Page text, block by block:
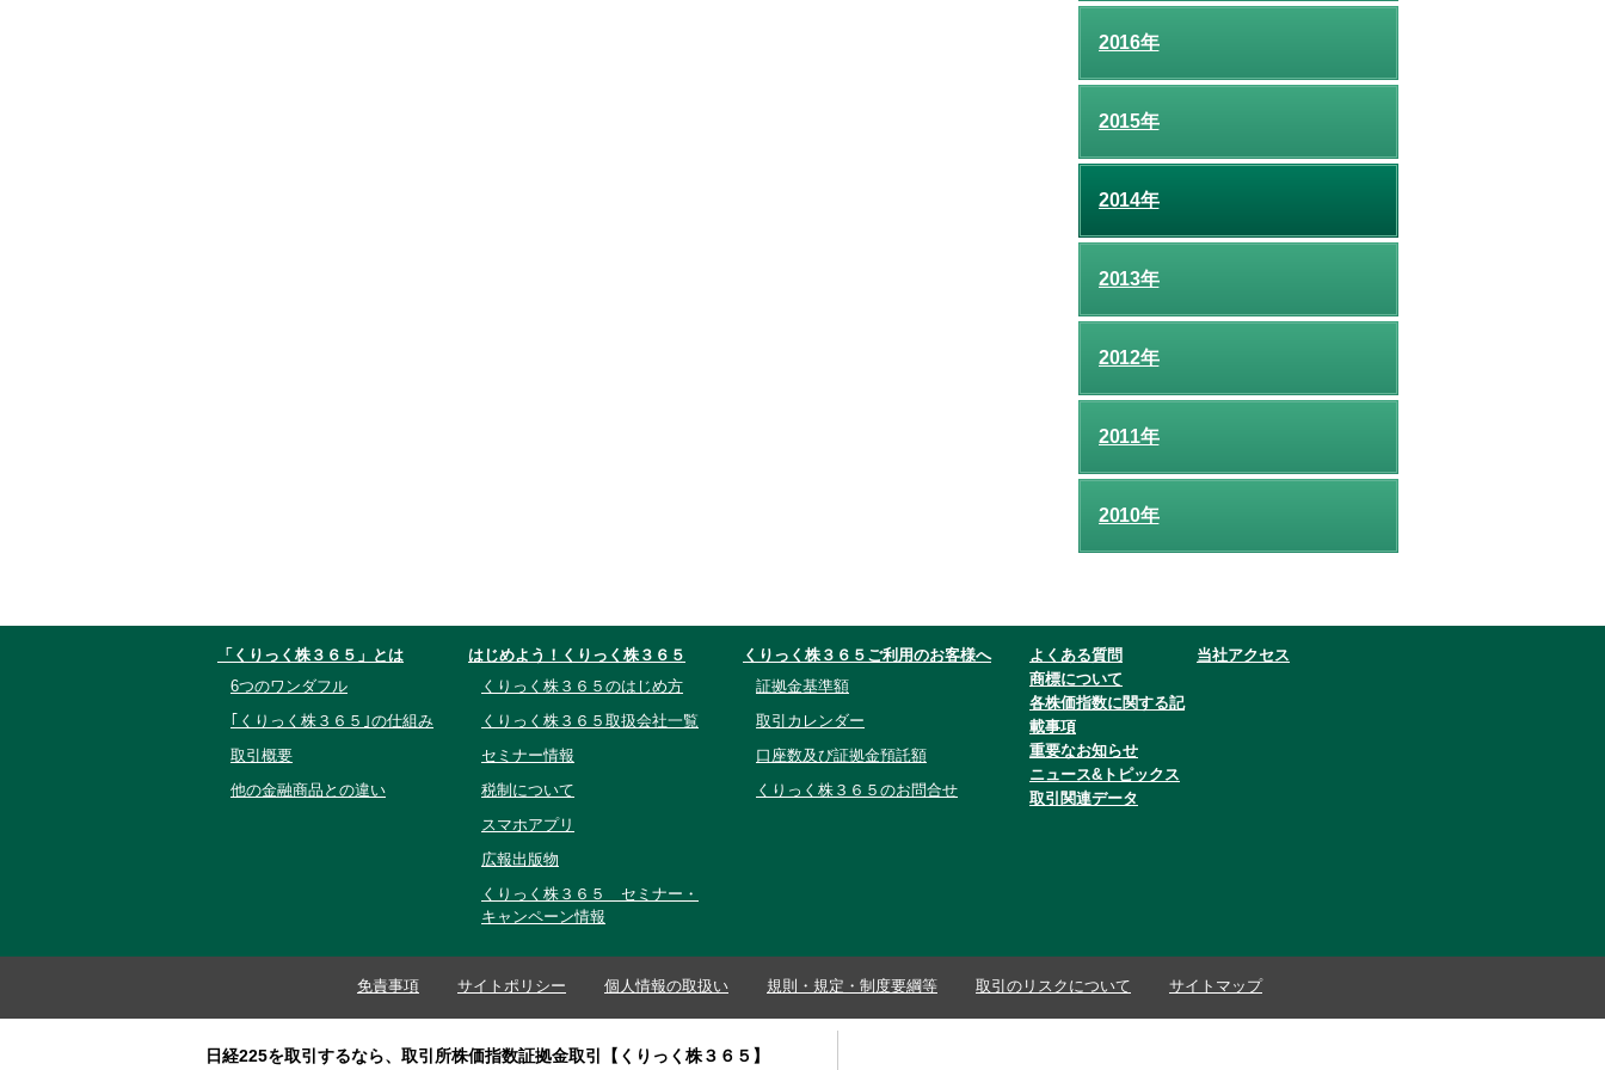
2016年
2015年
2014年
2013年
2012年
2011年
2010年
「くりっく株３６５」とは
6つのワンダフル
｢くりっく株３６５｣の仕組み
取引概要
他の金融商品との違い
はじめよう！くりっく株３６５
くりっく株３６５のはじめ方
くりっく株３６５取扱会社一覧
セミナー情報
税制について
スマホアプリ
広報出版物
くりっく株３６５ セミナー・
キャンペーン情報
くりっく株３６５ご利用のお客様へ
証拠金基準額
取引カレンダー
口座数及び証拠金預託額
くりっく株３６５のお問合せ
よくある質問
商標について
各株価指数に関する記
載事項
重要なお知らせ
ニュース&トピックス
取引関連データ
当社アクセス
免責事項 サイトポリシー 個人情報の取扱い 規則・規定・制度要綱等 取引のリスクについて サイトマップ
日経225を取引するなら、取引所株価指数証拠金取引【くりっく株３６５】